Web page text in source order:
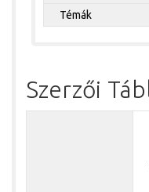
Témák
Szerzői